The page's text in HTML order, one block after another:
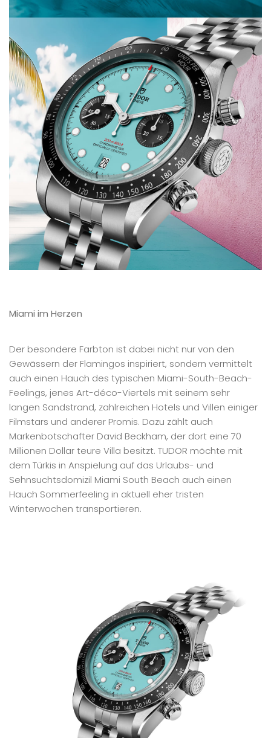
Miami im Herzen
Der besondere Farbton ist dabei nicht nur von den
Gewässern der Flamingos inspiriert, sondern vermittelt
auch einen Hauch des typischen Miami-South-Beach-
Feelings, jenes Art-déco-Viertels mit seinem sehr
langen Sandstrand, zahlreichen Hotels und Villen einiger
Filmstars und anderer Promis. Dazu zählt auch
Markenbotschafter David Beckham, der dort eine 70
Millionen Dollar teure Villa besitzt. TUDOR möchte mit
dem Türkis in Anspielung auf das Urlaubs- und
Sehnsuchtsdomizil Miami South Beach auch einen
Hauch Sommerfeeling in aktuell eher tristen
Winterwochen transportieren.